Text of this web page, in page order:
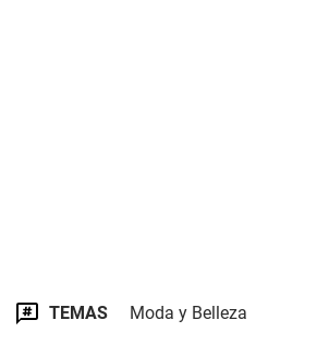
TEMAS Moda y Belleza